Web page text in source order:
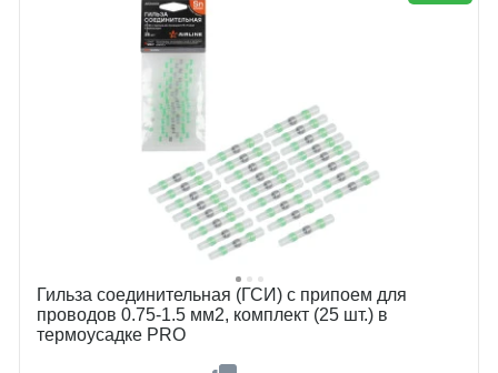
Гильза соединительная (ГСИ) с припоем для
проводов 0.75-1.5 мм2, комплект (25 шт.) в
термоусадке PRO